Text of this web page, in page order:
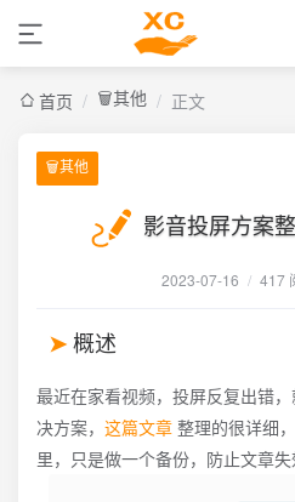
首页 / 🗑️其他 / 正文
🗑️其他
影音投屏方案
2023-07-16 / 417
概述
最近在家看视频，投屏反复出错
决方案， 这篇文章 整理的很详细
里，只是做一个备份，防止文章失